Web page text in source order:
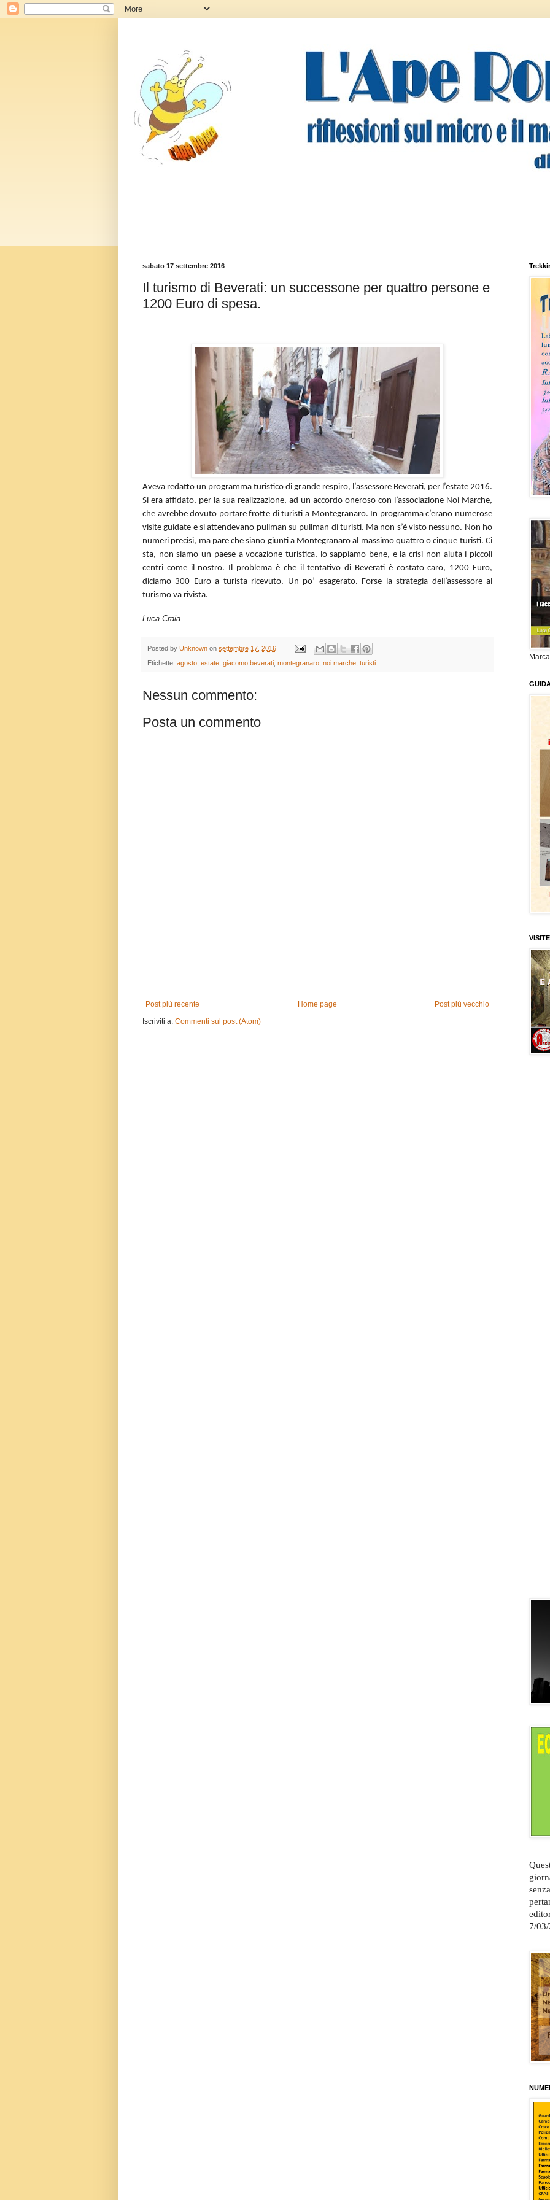
sabato 17 settembre 2016
Il turismo di Beverati: un successone per quattro persone e
1200 Euro di spesa.
Aveva redatto un programma turistico di grande respiro, l’assessore Beverati, per l’estate 2016.
Si era affidato, per la sua realizzazione, ad un accordo oneroso con l’associazione Noi Marche,
che avrebbe dovuto portare frotte di turisti a Montegranaro. In programma c’erano numerose
visite guidate e si attendevano pullman su pullman di turisti. Ma non s’è visto nessuno. Non ho
numeri precisi, ma pare che siano giunti a Montegranaro al massimo quattro o cinque turisti. Ci
sta, non siamo un paese a vocazione turistica, lo sappiamo bene, e la crisi non aiuta i piccoli
centri come il nostro. Il problema è che il tentativo di Beverati è costato caro, 1200 Euro,
diciamo 300 Euro a turista ricevuto. Un po’ esagerato. Forse la strategia dell’assessore al
turismo va rivista.
Luca Craia
Posted by Unknown on settembre 17, 2016
Etichette: agosto estate giacomo beverati montegranaro noi marche turisti
Nessun commento:
Posta un commento
Post più recente Post più vecchio
Home page
Iscriviti a: Commenti sul post (Atom)
Marca
VISITE
7/